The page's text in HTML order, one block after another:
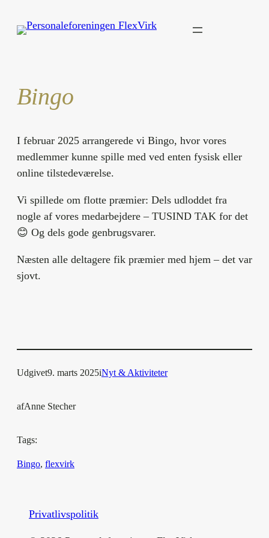
Bingo
I februar 2025 arrangerede vi Bingo, hvor vores
medlemmer kunne spille med ved enten fysisk eller
online tilstedeværelse.
Vi spillede om flotte præmier: Dels udloddet fra
nogle af vores medarbejdere – TUSIND TAK for det
😊 Og dels gode genbrugsvarer.
Næsten alle deltagere fik præmier med hjem – det var
sjovt.
Udgivet9. marts 2025iNyt & Aktiviteter
afAnne Stecher
Tags:
Bingo, flexvirk
Privatlivspolitik